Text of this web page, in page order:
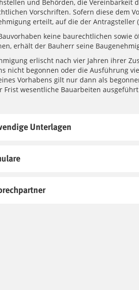
und Behörden, die Vereinbarkeit
Vorschriften. Sofern diese dem
erteilt, auf die der Antragsteller
keine baurechtlichen sowie
erhält der Bauherr seine
erlischt nach vier Jahren ihrer
nicht begonnen oder die Ausführung
Vorhabens gilt nur dann als
Frist wesentliche Bauarbeiten
Unterlagen